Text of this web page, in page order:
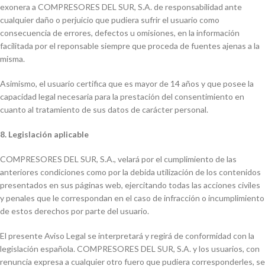
exonera a COMPRESORES DEL SUR, S.A. de responsabilidad ante
cualquier daño o perjuicio que pudiera sufrir el usuario como
consecuencia de errores, defectos u omisiones, en la información
facilitada por el reponsable siempre que proceda de fuentes ajenas a la
misma.
Asimismo, el usuario certifica que es mayor de 14 años y que posee la
capacidad legal necesaria para la prestación del consentimiento en
cuanto al tratamiento de sus datos de carácter personal.
8. Legislación aplicable
COMPRESORES DEL SUR, S.A., velará por el cumplimiento de las
anteriores condiciones como por la debida utilización de los contenidos
presentados en sus páginas web, ejercitando todas las acciones civiles
y penales que le correspondan en el caso de infracción o incumplimiento
de estos derechos por parte del usuario.
El presente Aviso Legal se interpretará y regirá de conformidad con la
legislación española. COMPRESORES DEL SUR, S.A. y los usuarios, con
renuncia expresa a cualquier otro fuero que pudiera corresponderles, se